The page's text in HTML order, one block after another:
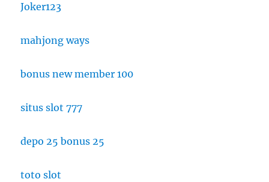
Joker123
mahjong ways
bonus new member 100
situs slot 777
depo 25 bonus 25
toto slot